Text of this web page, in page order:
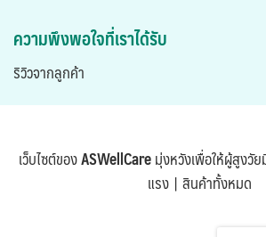
ความพึงพอใจที่เราได้รับ
ริวิวจากลูกค้า
เว็บไซต์ของASWellCareมุ่งหวังเพื่อให้ผู้สูงวั
แรง | สินค้าทั้งหมด